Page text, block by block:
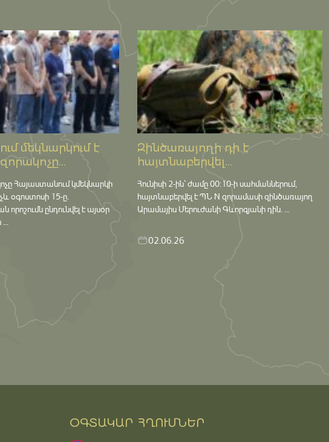
մեկնարկում է
Հայաստանում կմեկնարկի
օգոստոսի 15-ը․
ընդունվել է այսօր
Զինծառայողի դի է
հայտնաբերվել...
Հունիսի 2-ին՝ ժամը 00:10-ի սահմաններում,
հայտնաբերվել է ՊՆ N զորամասի զինծառայող
Արամայիս Մերուժանի Գևորգյանի դին. ...
02.06.26
ՕԳՏԱԿԱՐ ՀՂՈՒՄՆԵՐ